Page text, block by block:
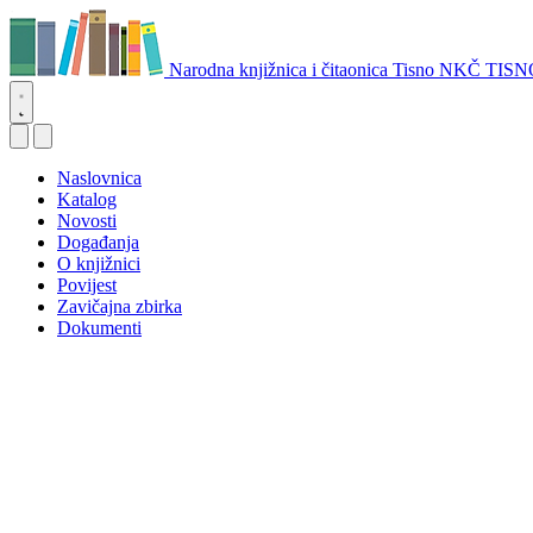
Narodna knjižnica i čitaonica Tisno NKČ
Naslovnica
Katalog
Novosti
Događanja
O knjižnici
Povijest
Zavičajna zbirka
Dokumenti